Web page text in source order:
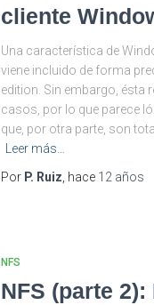
cliente
Una característica de
viene incluido de forma
edition. Sin embargo, ésta
casos, por lo que parece
que, por otra parte, son
Leer más…
Por P. Ruiz, hace 12 años
NFS
NFS (parte